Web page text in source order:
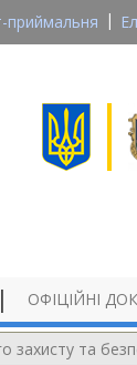
приймальня
ОФІЦІЙНІ
та